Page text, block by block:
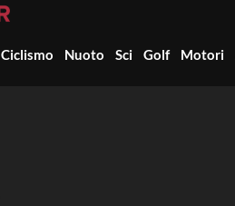
Ciclismo Nuoto Sci Golf Motori